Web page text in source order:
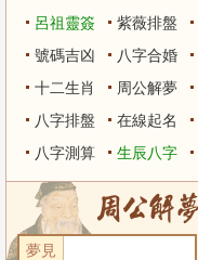
呂祖靈簽
紫薇排盤
號碼吉凶
八字合婚
十二生肖
周公解夢
八字排盤
在線起名
八字測算
生辰八字
夢見